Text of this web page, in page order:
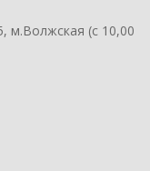
м.Волжская (с 10,00